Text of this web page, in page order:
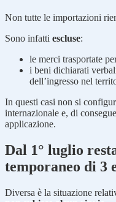
Non tutte le importazioni
Sono infatti escluse:
le merci trasportate
i beni dichiarati
dell’ingresso nel
In questi casi non si
internazionale e, di
applicazione.
Dal 1° luglio
temporaneo di 3
Diversa è la situazione